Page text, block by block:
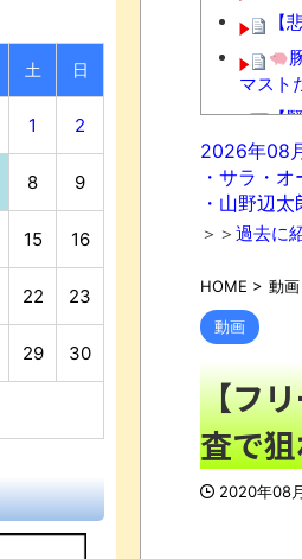
【
マスト
【
レ
【
結
【
【
【
【
2026年08
・サラ・
・山野辺
＞＞ 過去に
HOME > 動画
動画
【フ
査で
2020年08
土 日
1 2
8 9
15 16
22 23
29 30